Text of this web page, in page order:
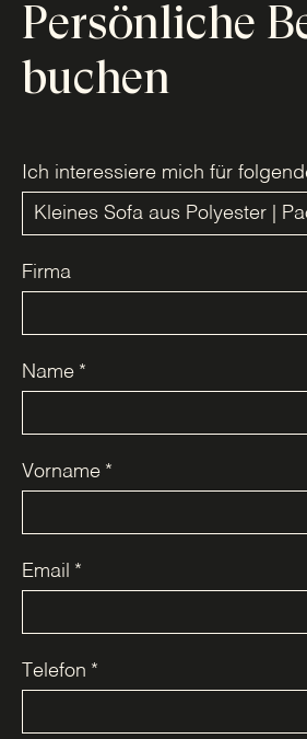
Persönliche
buchen
Ich interessiere mich für
Firma
Name *
Vorname *
Email *
Telefon *